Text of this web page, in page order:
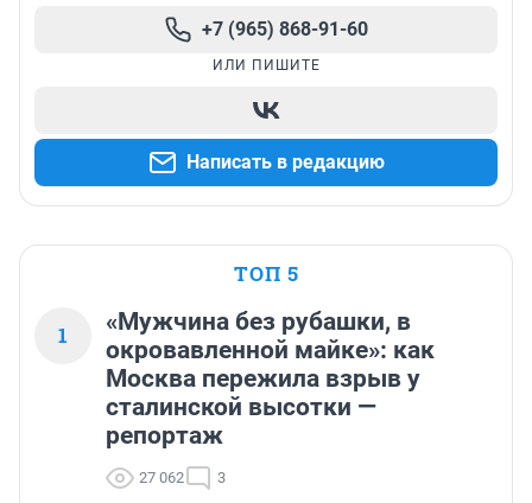
+7 (965) 868-91-60
ИЛИ ПИШИТЕ
Написать в редакцию
ТОП 5
1
«Мужчина без рубашки, в
окровавленной майке»: как
Москва пережила взрыв у
сталинской высотки —
репортаж
27 062 3